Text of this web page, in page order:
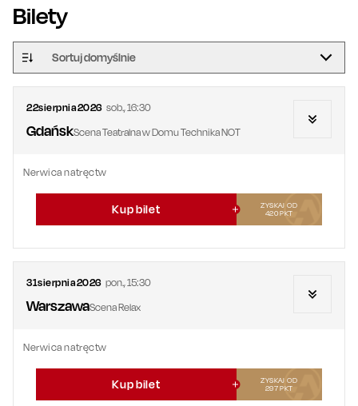
Bilety
Sortuj domyślnie
22sierpnia2026 sob.,16:30
GdańskScena Teatralna w Domu Technika NOT
Nerwica natręctw
Kup bilet
ZYSKAJ OD
420PKT
31sierpnia2026 pon.,15:30
WarszawaScena Relax
Nerwica natręctw
Kup bilet
ZYSKAJ OD
297PKT